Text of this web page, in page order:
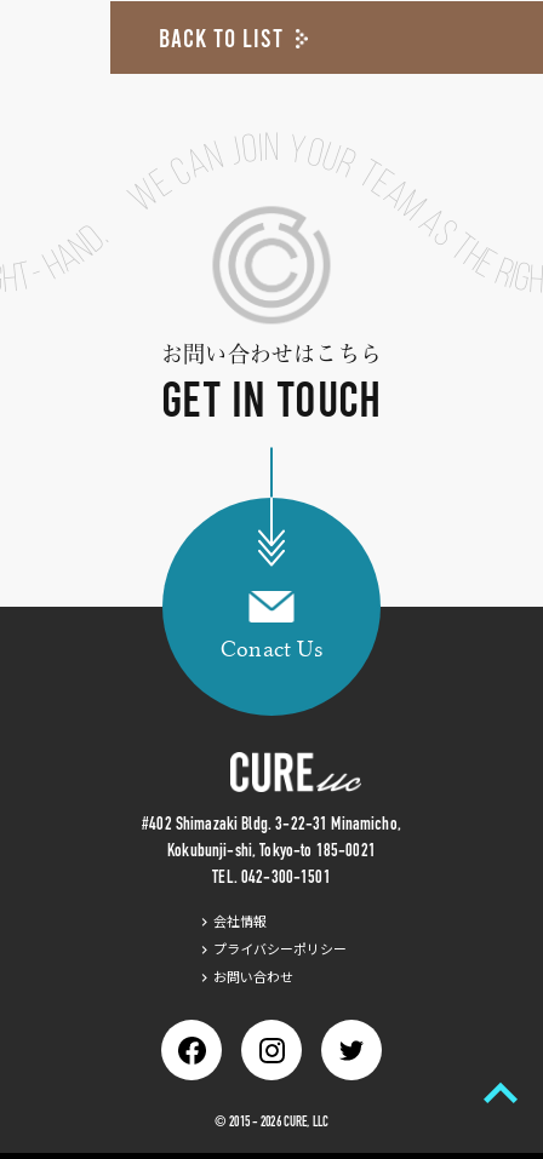
BACK TO LIST
T
- HAND.WE CAN JOIN YOUR TEAM AS THE
お問い合わせはこちら
GET IN TOUCH
Conact Us
#402 Shimazaki Bldg. 3-22-31 Minamicho,
Kokubunji-shi, Tokyo-to 185-0021
TEL.042-300-1501
会社情報
プライバシーポリシー
お問い合わせ
chevron_right
© 2015 - 2026 CURE, LLC